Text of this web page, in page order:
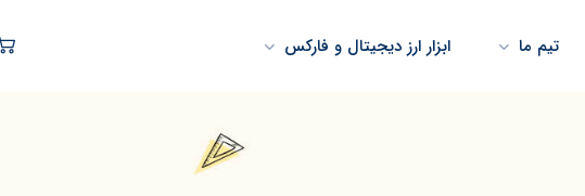
تیم ما ابزار ارز دیجیتال و فارکس